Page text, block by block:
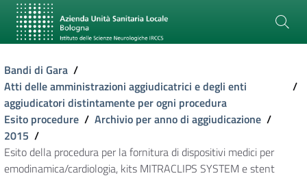
Bandi di Gara /
Atti delle amministrazioni aggiudicatrici e degli enti
aggiudicatori distintamente per ogni procedura
/
Esito procedure / Archivio per anno di aggiudicazione /
2015 /
Esito della procedura per la fornitura di dispositivi medici per
emodinamica/cardiologia, kits MITRACLIPS SYSTEM e stent